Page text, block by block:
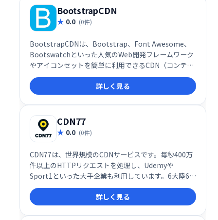
BootstrapCDN
0.0 (0件)
BootstrapCDNは、Bootstrap、Font Awesome、
Bootswatchといった人気のWeb開発フレームワーク
やアイコンセットを簡単に利用できるCDN（コンテン
ツデリバリーネットワーク）です。高速かつ信頼性の
高い配信で、開発効率を向上させます。最新のライブ
ラリをすぐにプロジェクトに組み込み、スムーズな
Web開発を実現しましょう。
詳しく見る
CDN77
0.0 (0件)
CDN77は、世界規模のCDNサービスです。毎秒400万
件以上のHTTPリクエストを処理し、Udemyや
Sport1といった大手企業も利用しています。6大陸60
以上の拠点から、高トラフィックやDDoS攻撃にも耐
えうる安定した配信を実現。世界中のユーザーへ最高
のオンライン体験を提供します。
詳しく見る